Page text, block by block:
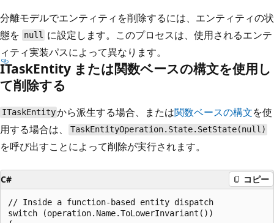
分離モデルでエンティティを削除するには、エンティティの状
態を null に設定します。このプロセスは、使用されるエンテ
ィティ実装パスによって異なります。
ITaskEntity または関数ベースの構文を使用し
て削除する
ITaskEntityから派生する場合、または関数ベースの構文を使
用する場合は、
TaskEntityOperation.State.SetState(null)
を呼び出すことによって削除が実行されます。
C# コピー
// Inside a function-based entity dispatch
switch (operation.Name.ToLowerInvariant())